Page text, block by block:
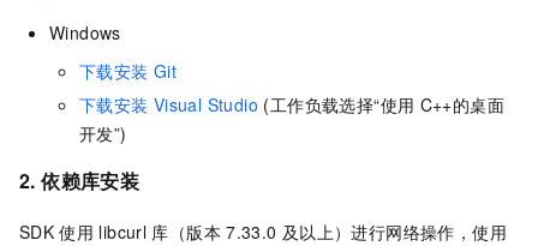
Windows
下载安装 Git
下载安装 Visual Studio (工作负载选择“使用 C++的桌面
开发”)
2. 依赖库安装
SDK 使用 libcurl 库（版本 7.33.0 及以上）进行网络操作，使用